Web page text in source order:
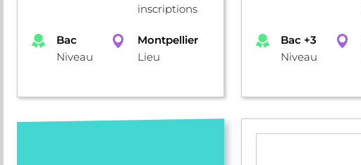
inscriptions
Bac
Niveau
Montpellier
Lieu
Bac +3
Niveau